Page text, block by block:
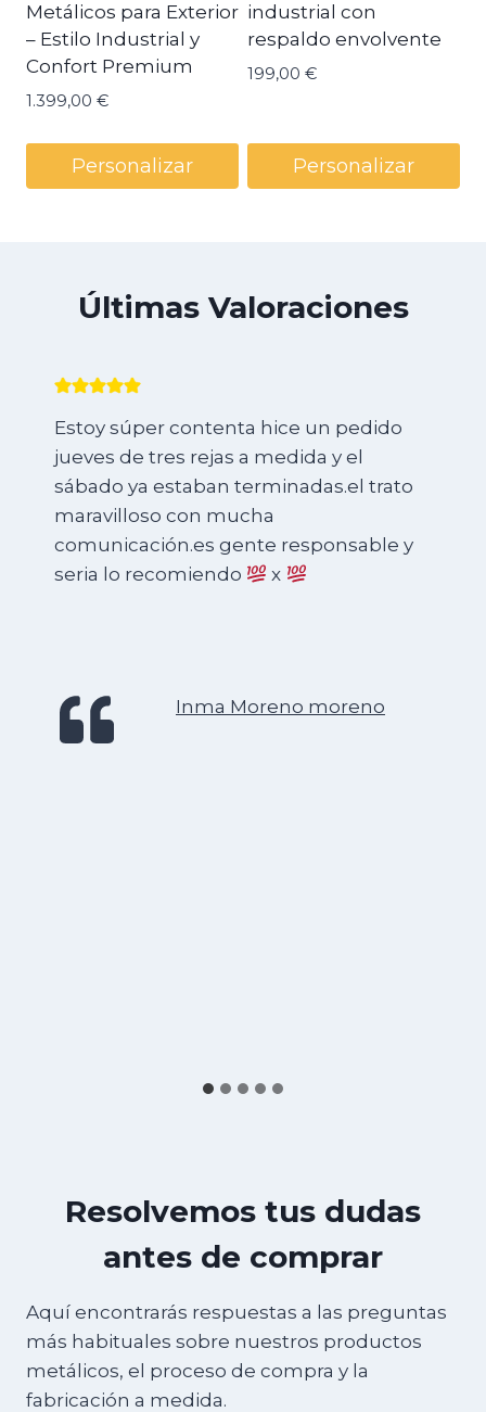
Metálicos para Exterior
– Estilo Industrial y
Confort Premium
1.399,00 €
Personalizar
industrial con
respaldo envolvente
199,00 €
Personalizar
Últimas Valoraciones
Estoy súper contenta hice un pedido
jueves de tres rejas a medida y el
sábado ya estaban terminadas.el trato
maravilloso con mucha
comunicación.es gente responsable y
seria lo recomiendo
x
Inma Moreno moreno
Resolvemos tus dudas
antes de comprar
Aquí encontrarás respuestas a las preguntas
más habituales sobre nuestros productos
metálicos, el proceso de compra y la
fabricación a medida.